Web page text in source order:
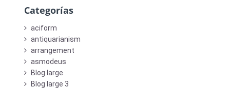
Categorías
aciform
antiquarianism
arrangement
asmodeus
Blog large
Blog large 3